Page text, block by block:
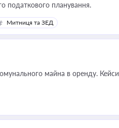
податкового планування.
Митниця та ЗЕД
майна в оренду. Кейси